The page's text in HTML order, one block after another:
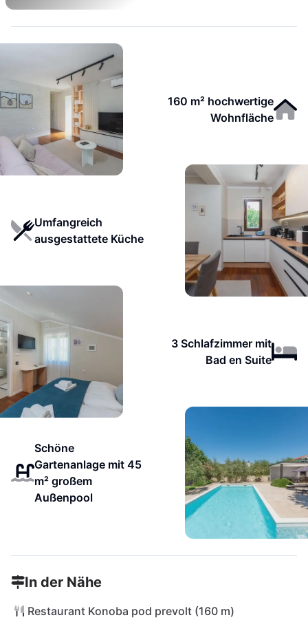
160 m² hochwertige
Wohnfläche
Umfangreich
ausgestattete Küche
3 Schlafzimmer mit
Bad en Suite
Schöne
Gartenanlage mit 45
m² großem
Außenpool
In der Nähe
Restaurant Konoba pod prevolt (160 m)